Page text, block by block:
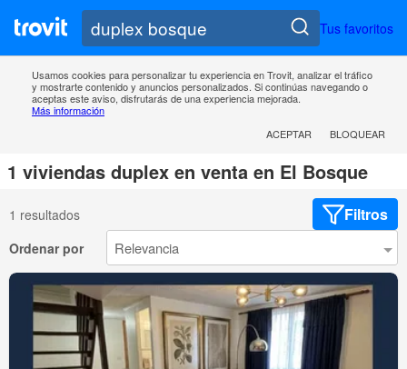
Tus favoritos
Usamos cookies para personalizar tu experiencia en Trovit, analizar el tráfico
y mostrarte contenido y anuncios personalizados. Si continúas navegando o
aceptas este aviso, disfrutarás de una experiencia mejorada.
Más información
ACEPTAR
BLOQUEAR
1 viviendas duplex en venta en El Bosque
1 resultados Filtros
Ordenar por